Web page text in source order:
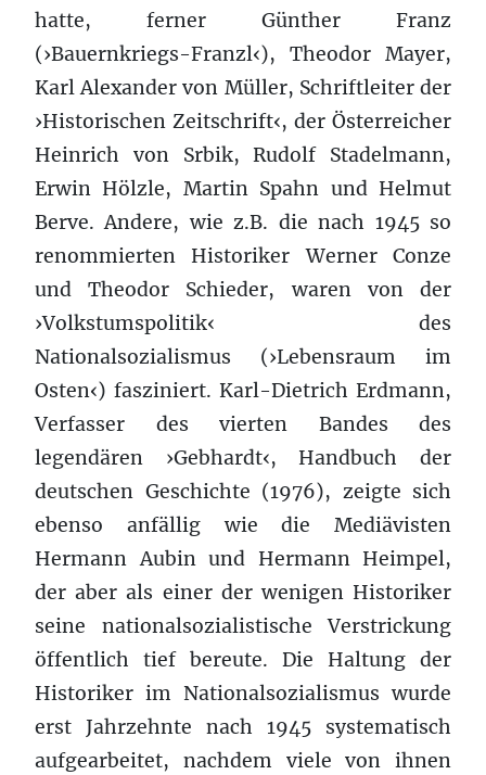
hatte, ferner Günther Franz
(›Bauernkriegs-Franzl‹), Theodor Mayer,
Karl Alexander von Müller, Schriftleiter der
›Historischen Zeitschrift‹, der Österreicher
Heinrich von Srbik, Rudolf Stadelmann,
Erwin Hölzle, Martin Spahn und Helmut
Berve. Andere, wie z.B. die nach 1945 so
renommierten Historiker Werner Conze
und Theodor Schieder, waren von der
›Volkstumspolitik‹ des
Nationalsozialismus (›Lebensraum im
Osten‹) fasziniert. Karl-Dietrich Erdmann,
Verfasser des vierten Bandes des
legendären ›Gebhardt‹, Handbuch der
deutschen Geschichte (1976), zeigte sich
ebenso anfällig wie die Mediävisten
Hermann Aubin und Hermann Heimpel,
der aber als einer der wenigen Historiker
seine nationalsozialistische Verstrickung
öffentlich tief bereute. Die Haltung der
Historiker im Nationalsozialismus wurde
erst Jahrzehnte nach 1945 systematisch
aufgearbeitet, nachdem viele von ihnen